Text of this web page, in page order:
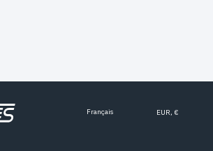
Français EUR, €